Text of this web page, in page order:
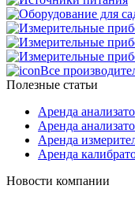
Все
Полезные статьи
Аренда
Аренда
Аренда
Аренда
Новости компании